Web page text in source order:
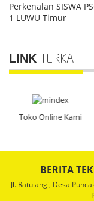
Perkenalan SISWA
1 LUWU Timur
LINK TERKAIT
Toko Online Kami
BERITA
Jl. Ratulangi, Desa